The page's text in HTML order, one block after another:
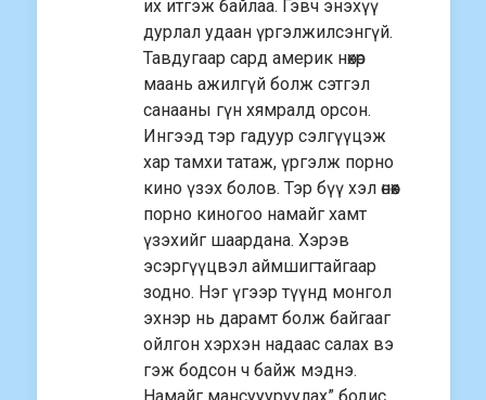
их итгэж байлаа. Гэвч энэхүү
дурлал удаан үргэлжилсэнгүй.
Тавдугаар сард америк нөхөр
маань ажилгүй болж сэтгэл
санааны гүн хямралд орсон.
Ингээд тэр гадуур сэлгүүцэж
хар тамхи татаж, үргэлж порно
кино үзэх болов. Тэр бүү хэл өнөөх
порно киногоо намайг хамт
үзэхийг шаардана. Хэрэв
эсэргүүцвэл аймшигтайгаар
зодно. Нэг үгээр түүнд монгол
эхнэр нь дарамт болж байгааг
ойлгон хэрхэн надаас салах вэ
гэж бодсон ч байж мэднэ.